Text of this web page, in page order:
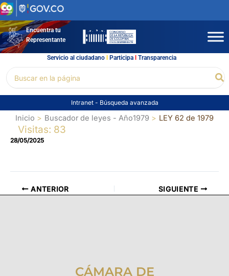
Ir
al
contenidoEncuentra tu
Representante
Servicio al ciudadano l Participal Transparencia
por:
Intranet - Búsqueda avanzada
Inicio Buscador de leyes - Año1979 LEY 62 de 1979
Visitas: 83
28/05/2025
ANTERIOR SIGUIENTE
CÁMARA DE